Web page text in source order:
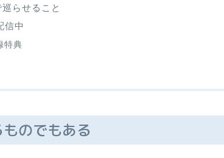
らせること
信中
特典
のでもある